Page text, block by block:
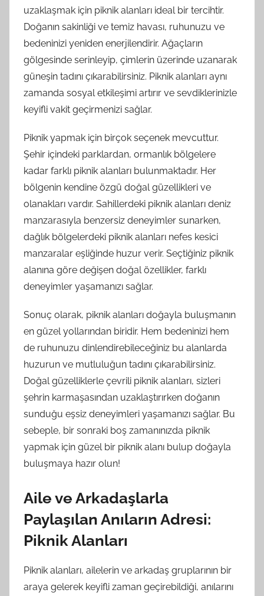
uzaklaşmak için piknik alanları ideal bir tercihtir.
Doğanın sakinliği ve temiz havası, ruhunuzu ve
bedeninizi yeniden enerjilendirir. Ağaçların
gölgesinde serinleyip, çimlerin üzerinde uzanarak
güneşin tadını çıkarabilirsiniz. Piknik alanları aynı
zamanda sosyal etkileşimi artırır ve sevdiklerinizle
keyifli vakit geçirmenizi sağlar.
Piknik yapmak için birçok seçenek mevcuttur.
Şehir içindeki parklardan, ormanlık bölgelere
kadar farklı piknik alanları bulunmaktadır. Her
bölgenin kendine özgü doğal güzellikleri ve
olanakları vardır. Sahillerdeki piknik alanları deniz
manzarasıyla benzersiz deneyimler sunarken,
dağlık bölgelerdeki piknik alanları nefes kesici
manzaralar eşliğinde huzur verir. Seçtiğiniz piknik
alanına göre değişen doğal özellikler, farklı
deneyimler yaşamanızı sağlar.
Sonuç olarak, piknik alanları doğayla buluşmanın
en güzel yollarından biridir. Hem bedeninizi hem
de ruhunuzu dinlendirebileceğiniz bu alanlarda
huzurun ve mutluluğun tadını çıkarabilirsiniz.
Doğal güzelliklerle çevrili piknik alanları, sizleri
şehrin karmaşasından uzaklaştırırken doğanın
sunduğu eşsiz deneyimleri yaşamanızı sağlar. Bu
sebeple, bir sonraki boş zamanınızda piknik
yapmak için güzel bir piknik alanı bulup doğayla
buluşmaya hazır olun!
Aile ve Arkadaşlarla
Paylaşılan Anıların Adresi:
Piknik Alanları
Piknik alanları, ailelerin ve arkadaş gruplarının bir
araya gelerek keyifli zaman geçirebildiği, anılarını